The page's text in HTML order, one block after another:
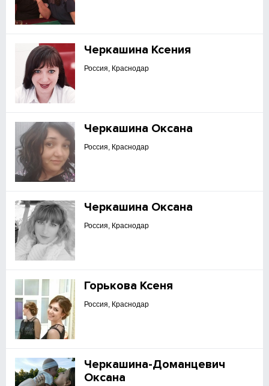
Черкашина Ксения
Россия, Краснодар
Черкашина Оксана
Россия, Краснодар
Черкашина Оксана
Россия, Краснодар
Горькова Ксеня
Россия, Краснодар
Черкашина-Доманцевич
Оксана